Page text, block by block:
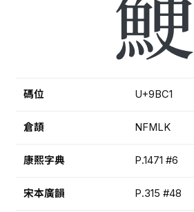
碼位 U+9BC1
倉頡 NFMLK
康熙字典 P.1471 #6
宋本廣韻 P.315 #48